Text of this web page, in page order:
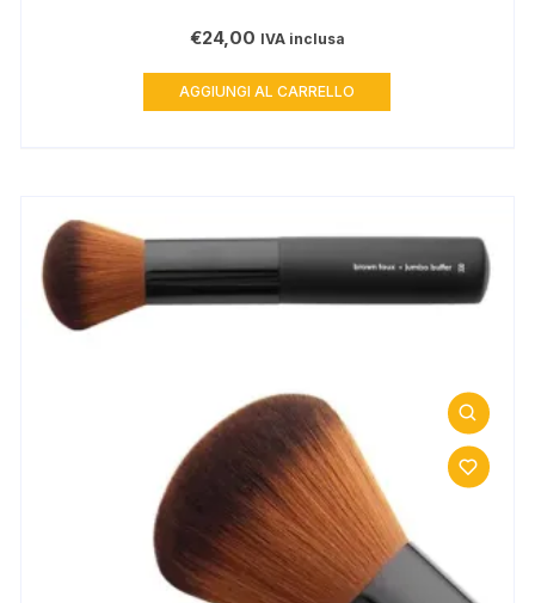
€24,00 IVA inclusa
AGGIUNGI AL CARRELLO